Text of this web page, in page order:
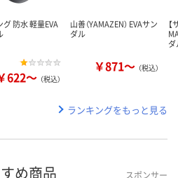
グ 防水 軽量EVA
622～ （税込）
山善（YAMAZEN） EVAサン
ダル
￥871～ （税込）
【
ランキングをもっと見る
め商品 スポンサー